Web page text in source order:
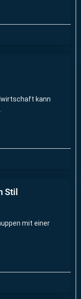
kann
Stil
mit einer